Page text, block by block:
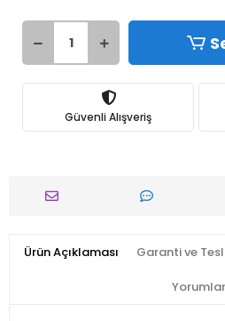
Güvenli Alışveriş
Ürün Açıklaması Garanti ve
Yorumlar